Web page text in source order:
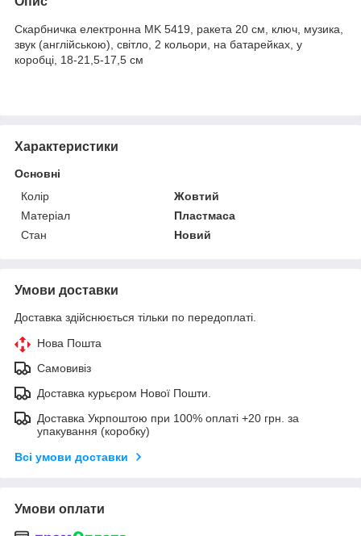
Скарбничка електронна MK 5419, ракета 20 см, ключ, музика,
звук (англійською), світло, 2 кольори, на батарейках, у
коробці, 18-21,5-17,5 см
Характеристики
Основні
Колір
Жовтий
Матеріал
Пластмаса
Стан
Новий
Умови доставки
Доставка здійснюється тільки по передоплаті.
Нова Пошта
Самовивіз
Доставка курьєром Нової Пошти.
Доставка Укрпоштою при 100% оплаті +20 грн. за
упакування (коробку)
Всі умови доставки
Умови оплати